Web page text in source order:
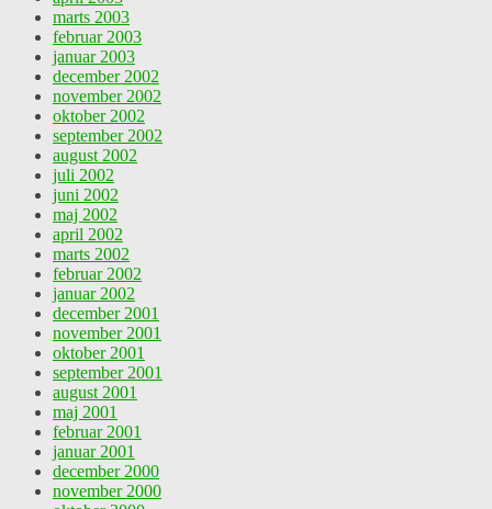
marts 2003
februar 2003
januar 2003
december 2002
november 2002
oktober 2002
september 2002
august 2002
juli 2002
juni 2002
maj 2002
april 2002
marts 2002
februar 2002
januar 2002
december 2001
november 2001
oktober 2001
september 2001
august 2001
maj 2001
februar 2001
januar 2001
december 2000
november 2000